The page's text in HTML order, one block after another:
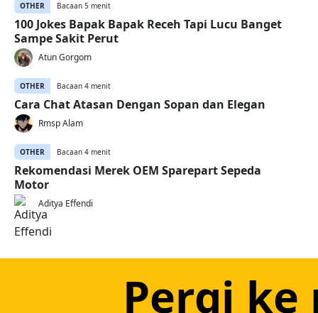
OTHER Bacaan 5 menit
100 Jokes Bapak Bapak Receh Tapi Lucu Banget
Sampe Sakit Perut
Atun Gorgom
OTHER Bacaan 4 menit
Cara Chat Atasan Dengan Sopan dan Elegan
Rmsp Alam
OTHER Bacaan 4 menit
Rekomendasi Merek OEM Sparepart Sepeda
Motor
Aditya Effendi
Pergi